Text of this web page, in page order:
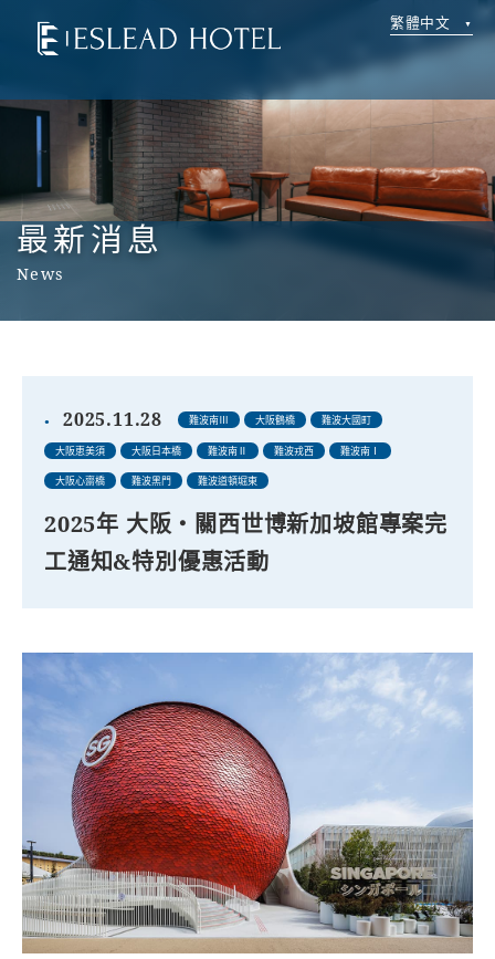
繁體中文
最新消息
News
2025.11.28 難波南Ⅲ 大阪鶴橋 難波大國町
大阪恵美須 大阪日本橋 難波南Ⅱ 難波戎西 難波南Ⅰ
大阪心齋橋 難波黑門 難波道頓堀東
2025年 大阪・關西世博新加坡館專案完
工通知&特別優惠活動